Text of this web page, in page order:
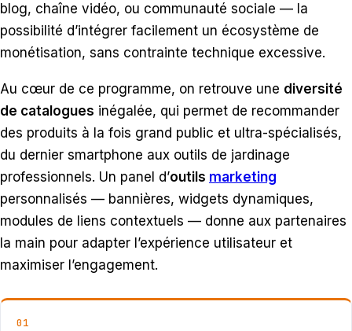
blog, chaîne vidéo, ou communauté sociale — la
possibilité d’intégrer facilement un écosystème de
monétisation, sans contrainte technique excessive.
Au cœur de ce programme, on retrouve une diversité
de catalogues inégalée, qui permet de recommander
des produits à la fois grand public et ultra-spécialisés,
du dernier smartphone aux outils de jardinage
professionnels. Un panel d’outils marketing
personnalisés — bannières, widgets dynamiques,
modules de liens contextuels — donne aux partenaires
la main pour adapter l’expérience utilisateur et
maximiser l’engagement.
01